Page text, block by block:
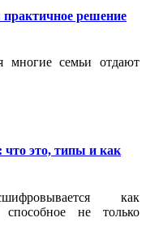
решение
многие семьи отдают
это, типы и как
как
способное не только